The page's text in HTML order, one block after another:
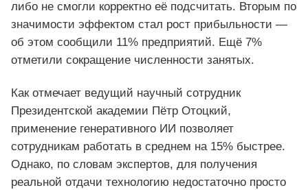
либо не смогли корректно её подсчитать. Вторым по
значимости эффектом стал рост прибыльности —
об этом сообщили 11% предприятий. Ещё 7%
отметили сокращение численности занятых.
Как отмечает ведущий научный сотрудник
Президентской академии Пётр Отоцкий,
применение генеративного ИИ позволяет
сотрудникам работать в среднем на 15% быстрее.
Однако, по словам экспертов, для получения
реальной отдачи технологию недостаточно просто